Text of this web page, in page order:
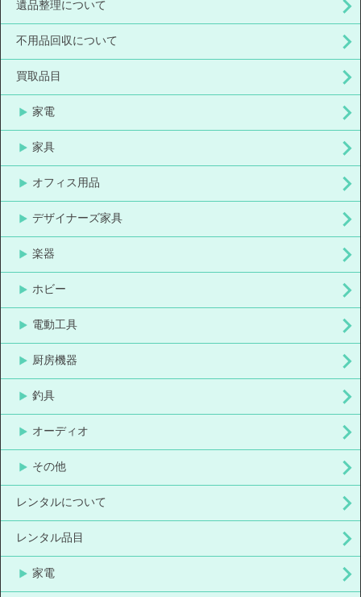
遺品整理について
不用品回収について
買取品目
家電
家具
オフィス用品
デザイナーズ家具
楽器
ホビー
電動工具
厨房機器
釣具
オーディオ
その他
レンタルについて
レンタル品目
家電